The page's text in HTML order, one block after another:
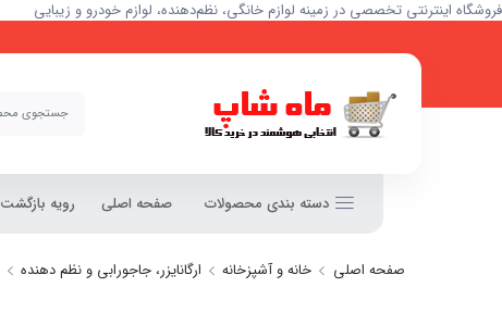
فروشگاه اینترنتی تخصصی در زمینه لوازم خانگی، نظم‌دهنده، لوازم خودرو و زیبایی
دسته بندی محصولات صفحه اصلی رویه بازگشت
صفحه اصلی خانه و آشپزخانه ارگانایزر، جاجورابی و نظم دهنده